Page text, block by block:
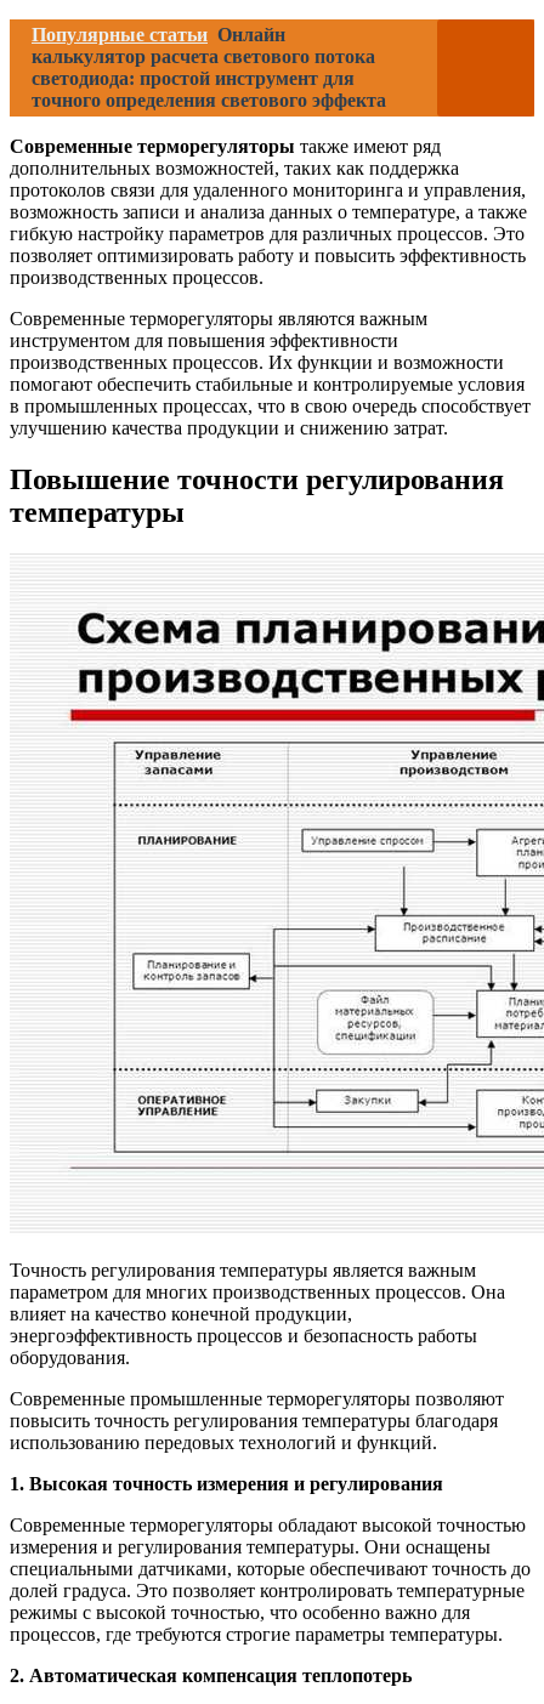
Популярные статьи Онлайн
калькулятор расчета светового потока
светодиода: простой инструмент для
точного определения светового эффекта
Современные терморегуляторы также имеют ряд
дополнительных возможностей, таких как поддержка
протоколов связи для удаленного мониторинга и управления,
возможность записи и анализа данных о температуре, а также
гибкую настройку параметров для различных процессов. Это
позволяет оптимизировать работу и повысить эффективность
производственных процессов.
Современные терморегуляторы являются важным
инструментом для повышения эффективности
производственных процессов. Их функции и возможности
помогают обеспечить стабильные и контролируемые условия
в промышленных процессах, что в свою очередь способствует
улучшению качества продукции и снижению затрат.
Повышение точности регулирования
температуры
Точность регулирования температуры является важным
параметром для многих производственных процессов. Она
влияет на качество конечной продукции,
энергоэффективность процессов и безопасность работы
оборудования.
Современные промышленные терморегуляторы позволяют
повысить точность регулирования температуры благодаря
использованию передовых технологий и функций.
1. Высокая точность измерения и регулирования
Современные терморегуляторы обладают высокой точностью
измерения и регулирования температуры. Они оснащены
специальными датчиками, которые обеспечивают точность до
долей градуса. Это позволяет контролировать температурные
режимы с высокой точностью, что особенно важно для
процессов, где требуются строгие параметры температуры.
2. Автоматическая компенсация теплопотерь